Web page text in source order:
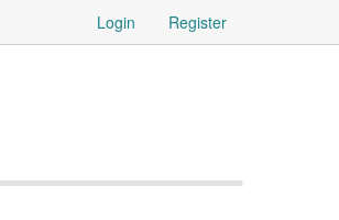
Login Register